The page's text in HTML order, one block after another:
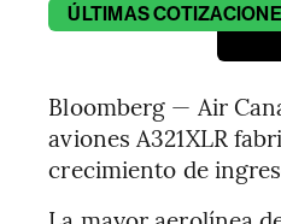
ÚLTIMAS
Bloomberg — Air
aviones A321XLR
crecimiento de